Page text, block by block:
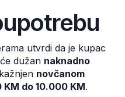
utvrdi da je kupac
dužan naknadno
novčanom
do 10.000 KM.